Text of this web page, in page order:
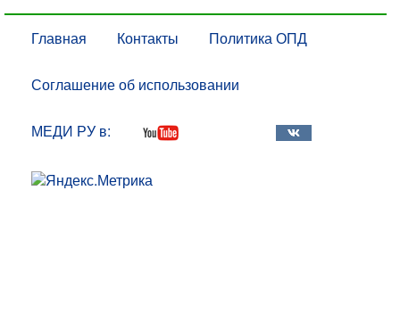
Главная Контакты Политика ОПД
Соглашение об использовании
МЕДИ РУ в: